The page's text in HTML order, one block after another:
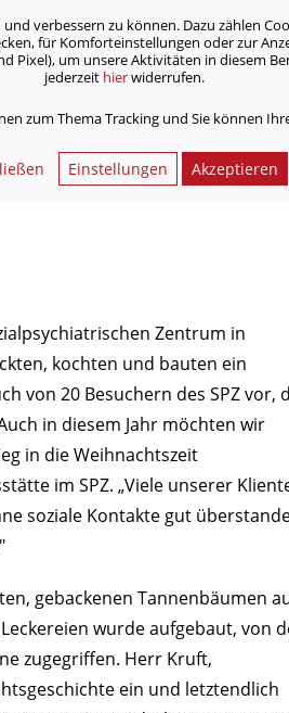
Jobs & Karriere
Zentrum in
kochten und bauten ein
von 20 Besuchern des SPZ vor,
in diesem Jahr möchten wir
in die Weihnachtszeit
im SPZ. „Viele unserer
soziale Kontakte gut
gebackenen Tannenbäumen
wurde aufgebaut, von
zugegriffen. Herr Kruft,
ein und letztendlich
verbessern zu können. Dazu zählen
für Komforteinstellungen oder zur
um unsere Aktivitäten in diesem
jederzeit hierwiderrufen.
zum Thema Tracking und Sie können
Einstellungen Akzeptieren